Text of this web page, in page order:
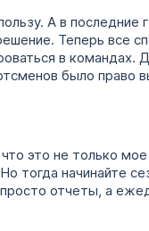
А в последние
Теперь все
в командах.
было право
это не только
тогда начинайте
отчеты, а